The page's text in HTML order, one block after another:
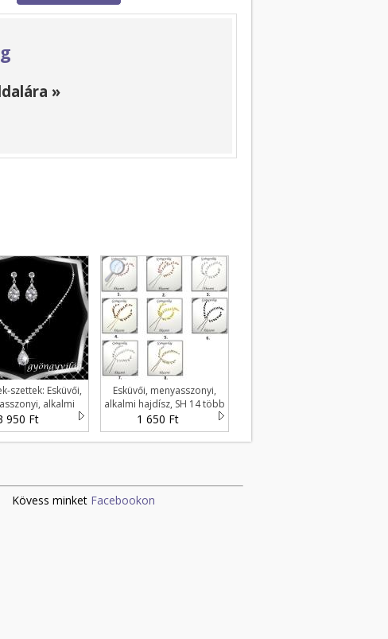
»
szettek: Esküvői,
alkalmi
szett, ES-SZÉ65
950 Ft
Esküvői, menyasszonyi,
alkalmi hajdísz, SH 14 több
színben
1 650 Ft
Kövess minket Facebookon